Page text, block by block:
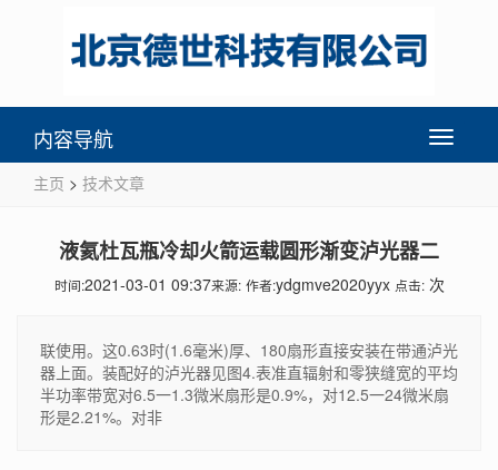
Toggle
内容导航
主页 > 技术文章
液氦杜瓦瓶冷却火箭运载圆形渐变泸光器二
时间:2021-03-01 09:37来源: 作者:ydgmve2020yyx 点击: 次
联使用。这0.63时(1.6毫米)厚、180扇形直接安装在带通泸光
器上面。装配好的泸光器见图4.表准直辐射和零狭缝宽的平均
半功率带宽对6.5一1.3微米扇形是0.9%，对12.5一24微米扇
形是2.21%。对非